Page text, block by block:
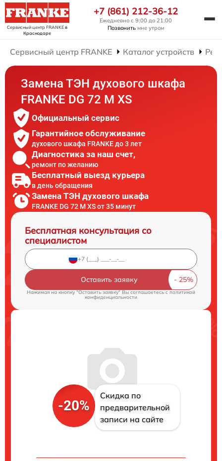
Сервисный центр FRANKEв
Краснодаре
+7 (861) 212-36-12
Ежедневно с 9:00 до 21:00
Позвонить мне утром
Сервисный центр FRANKE Каталог устройств
Замена ТЭН духового шкафа
FRANKE DG 72 M XS
Официальный сервис
Гарантийное обслуживание
духового шкафа FRANKE до 3 лет
Диагностика за наш счет,
ремонт по желанию
Бесплатный выезд курьера
в день обращения
Замена ТЭН духового шкафа
FRANKE DG 72 M XS от 35 минут
Бесплатная консультация со
специалистом
Оставить заявку
Нажимая на кнопку "Оставить заявку" Вы соглашаетесь cполитикой
конфиденциальности
-20%
Скидка по
предварительной
записи на сайте